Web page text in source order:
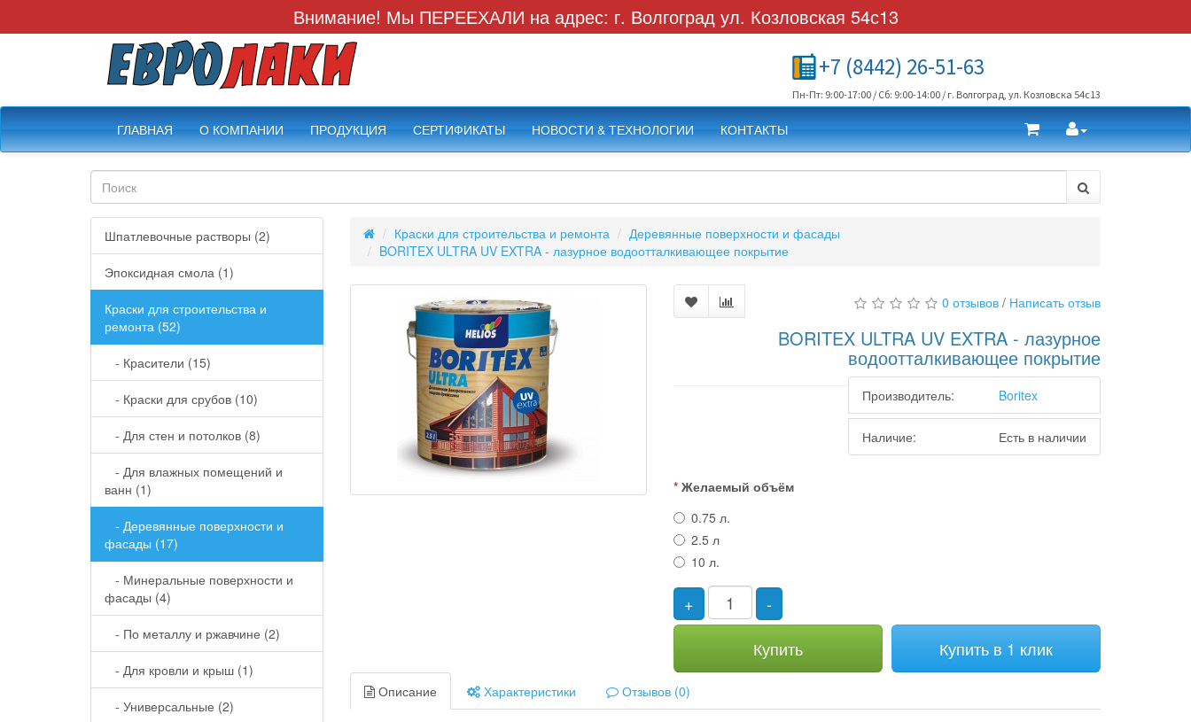
Внимание! Мы ПЕРЕЕХАЛИ на адрес: г. Волгоград ул. Козловская 54с13
+7 (8442) 26-51-63
Пн-Пт: 9:00-17:00 / Сб: 9:00-14:00 / г. Волгоград, ул. Козловска 54с13
ГЛАВНАЯ О КОМПАНИИ ПРОДУКЦИЯ СЕРТИФИКАТЫ НОВОСТИ & ТЕХНОЛОГИИ КОНТАКТЫ
Шпатлевочные растворы (2)
Эпоксидная смола (1)
Краски для строительства и
ремонта (52)
- Красители (15)
- Краски для срубов (10)
- Для стен и потолков (8)
- Для влажных помещений и
ванн (1)
- Деревянные поверхности и
фасады (17)
- Минеральные поверхности и
фасады (4)
- По металлу и ржавчине (2)
- Для кровли и крыш (1)
- Универсальные (2)
Краски для строительства и ремонта
Деревянные поверхности и фасады
BORITEX ULTRA UV EXTRA - лазурное водоотталкивающее покрытие
0 отзывов / Написать отзыв
BORITEX ULTRA UV EXTRA - лазурное
водоотталкивающее покрытие
Производитель: Boritex
Наличие: Есть в наличии
Желаемый объём
0.75 л.
2.5 л
10 л.
+
-
Купить
Купить в 1 клик
Описание Характеристики Отзывов (0)